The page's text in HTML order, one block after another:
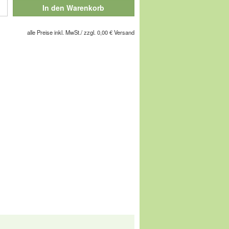
gewalkt, hat der hochwertige
weich, atmungsaktiv und
In den Warenkorb
alle Preise inkl. MwSt./ zzgl. 0,00 € Versand